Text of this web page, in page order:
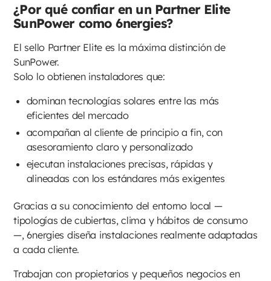
¿Por qué confiar en un Partner Elite
SunPower como 6nergies?
El sello Partner Elite es la máxima distinción de
SunPower.
Solo lo obtienen instaladores que:
dominan tecnologías solares entre las más
eficientes del mercado
acompañan al cliente de principio a fin, con
asesoramiento claro y personalizado
ejecutan instalaciones precisas, rápidas y
alineadas con los estándares más exigentes
Gracias a su conocimiento del entorno local —
tipologías de cubiertas, clima y hábitos de consumo
—, 6nergies diseña instalaciones realmente adaptadas
a cada cliente.
Trabajan con propietarios y pequeños negocios en